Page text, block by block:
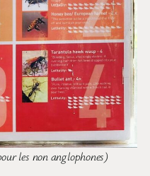
les non anglophones)